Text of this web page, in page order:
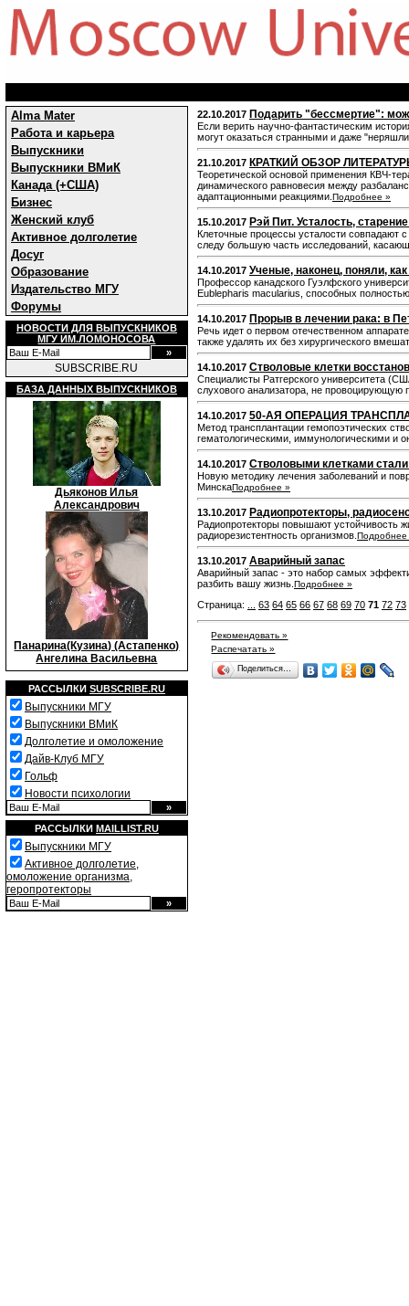
Alma Mater
Работа и карьера
Выпускники
Выпускники ВМиК
Канада (+США)
Бизнес
Женский клуб
Активное долголетие
Досуг
Образование
Издательство МГУ
Форумы
НОВОСТИ ДЛЯ ВЫПУСКНИКОВ
МГУ ИМ.ЛОМОНОСОВА
SUBSCRIBE.RU
БАЗА ДАННЫХ ВЫПУСКНИКОВ
Дьяконов Илья
Александрович
Панарина(Кузина) (Астапенко)
Ангелина Васильевна
РАССЫЛКИ SUBSCRIBE.RU
Выпускники МГУ
Выпускники ВМиК
Долголетие и омоложение
Дайв-Клуб МГУ
Гольф
Новости психологии
РАССЫЛКИ MAILLIST.RU
Выпускники МГУ
Активное долголетие,
омоложение организма,
геропротекторы
22.10.2017 Подарить "бессмертие":
Если верить научно-фантастическим
могут оказаться странными и даже
21.10.2017 КРАТКИЙ ОБЗОР
Теоретической основой применения КВЧ-
динамического равновесия между
адаптационными реакциями. Подробнее »
15.10.2017 Рэй Пит. Усталость,
Клеточные процессы усталости совпадают
следу большую часть исследований,
14.10.2017 Ученые, наконец, поняли,
Профессор канадского Гуэлфского
Eublepharis macularius, способных
14.10.2017 Прорыв в лечении рака: в
Речь идет о первом отечественном
также удалять их без хирургического
14.10.2017 Стволовые клетки
Специалисты Ратгерского университета
слухового анализатора, не провоцирующую
14.10.2017 50-АЯ ОПЕРАЦИЯ
Метод трансплантации гемопоэтических
гематологическими, иммунологическими и
14.10.2017 Стволовыми клетками
Новую методику лечения заболеваний и
МинскаПодробнее »
13.10.2017 Радиопротекторы,
Радиопротекторы повышают устойчивость
радиорезистентность организмов. Подробнее
13.10.2017 Аварийный запас
Аварийный запас - это набор самых
разбить вашу жизнь. Подробнее »
Страница: 63 64 65 66 67 68 69 70 71 72 73
Рекомендовать »
Распечатать »
Поделиться…